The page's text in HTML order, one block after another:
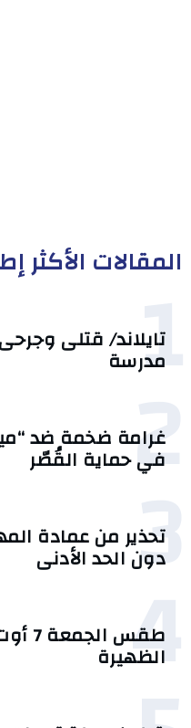
المقالات الأكثر
1
تايلاند/ قتلى
مدرسة
2
غرامة ضخمة ضد
في حماية القُصّر
3
تحذير من عمادة
دون الحد الأدنى
4
الظهيرة